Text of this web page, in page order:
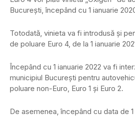
Bucureşti, începând cu 1 ianuarie
Totodată, vinieta va fi introdusă şi
de poluare Euro 4, de la 1 ianuarie
Începând cu 1 ianuarie 2022 va fi
municipiul Bucureşti pentru
poluare non-Euro, Euro 1 şi Euro 2.
De asemenea, începând cu data de